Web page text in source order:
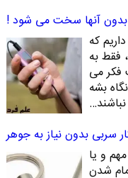
که
فقط به
فکر می
بشه
سربی بدون نیاز به جوهر
و یا
شدن